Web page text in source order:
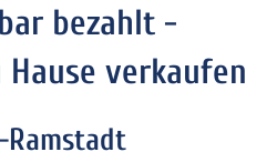
bezahlt -
Hause verkaufen